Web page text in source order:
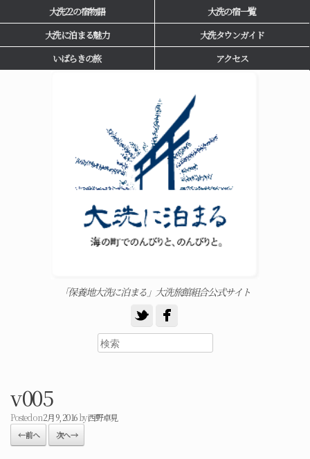
大洗22の宿物語
大洗の宿一覧
大洗に泊まる魅力
大洗タウンガイド
いばらきの旅
アクセス
「保養地大洗に泊まる」大洗旅館組合公式サイト
v005
Posted on2月 9, 2016by西野卓見
← 前へ 次へ →